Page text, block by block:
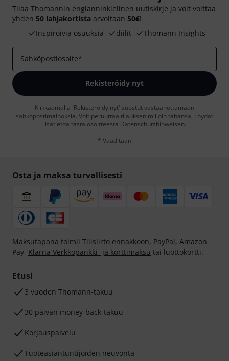
Tilaa Thomannin englanninkielinen uutiskirje ja voit voittaa
yhden 50 lahjakortista arvoltaan 50€!
Inspiroivia osuuksia
diilit Thomann Insights
Sahköpostiosoite*
Rekisteröidy nyt
Klikkaamalla 'Rekisteröidy nyt' suostut vastaanottamaan
sähköpostimainoksia. Voit peruuttaa tilauksen milloin tahansa. Löydät
lisätietoa tästä osoitteesta Datenschutzhinweisen.
* Vaaditaan
Osta ja maksa turvallisesti
Maksutapana toimii Tilisiirto ennakkoon, PayPal, Amazon
Pay, Klarna Verkkopankki- ja korttimaksu tai luottokortti.
Etusi
3 vuoden Thomann-takuu
30 päivän money-back-takuu
Korjauspalvelu
Tuoteasiantuntijoiden neuvonta